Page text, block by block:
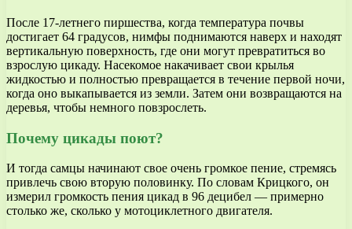
После 17-летнего пиршества, когда температура почвы
достигает 64 градусов, нимфы поднимаются наверх и находят
вертикальную поверхность, где они могут превратиться во
взрослую цикаду. Насекомое накачивает свои крылья
жидкостью и полностью превращается в течение первой ночи,
когда оно выкапывается из земли. Затем они возвращаются на
деревья, чтобы немного повзрослеть.
Почему цикады поют?
И тогда самцы начинают свое очень громкое пение, стремясь
привлечь свою вторую половинку. По словам Крицкого, он
измерил громкость пения цикад в 96 децибел — примерно
столько же, сколько у мотоциклетного двигателя.